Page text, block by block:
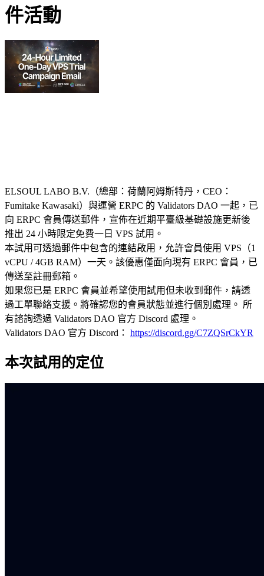
件活動
ELSOUL LABO B.V.（總部：荷蘭阿姆斯特丹，CEO：
Fumitake Kawasaki）與運營 ERPC 的 Validators DAO 一起，已
向 ERPC 會員傳送郵件，宣佈在近期平臺級基礎設施更新後
推出 24 小時限定免費一日 VPS 試用。
本試用可透過郵件中包含的連結啟用，允許會員使用 VPS（1
vCPU / 4GB RAM）一天。該優惠僅面向現有 ERPC 會員，已
傳送至註冊郵箱。
如果您已是 ERPC 會員並希望使用試用但未收到郵件，請透
過工單聯絡支援。將確認您的會員狀態並進行個別處理。 所
有諮詢透過 Validators DAO 官方 Discord 處理。
Validators DAO 官方 Discord： https://discord.gg/C7ZQSrCkYR
本次試用的定位